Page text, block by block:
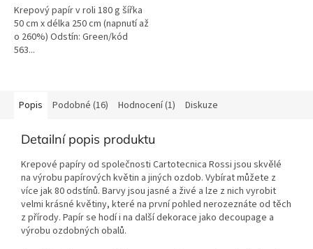
Krepový papír v roli 180 g šířka
50 cm x délka 250 cm (napnutí až
o 260%) Odstín: Green/kód
563...
Popis Podobné (16) Hodnocení (1) Diskuze
Detailní popis produktu
Krepové papíry od společnosti Cartotecnica Rossi jsou skvělé
na výrobu papírových květin a jiných ozdob. Vybírat můžete z
více jak 80 odstínů. Barvy jsou jasné a živé a lze z nich vyrobit
velmi krásné květiny, které na první pohled nerozeznáte od těch
z přírody. Papír se hodí i na další dekorace jako decoupage a
výrobu ozdobných obalů.